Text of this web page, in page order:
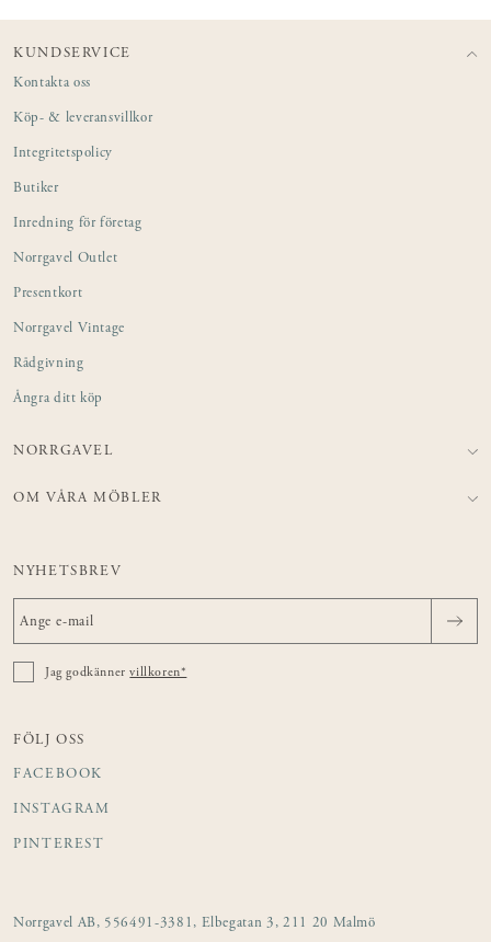
KUNDSERVICE
Kontakta oss
Köp- & leveransvillkor
Integritetspolicy
Butiker
Inredning för företag
Norrgavel Outlet
Presentkort
Norrgavel Vintage
Rådgivning
Ångra ditt köp
NORRGAVEL
OM VÅRA MÖBLER
NYHETSBREV
Jag godkännervillkoren*
FÖLJ OSS
FACEBOOK
INSTAGRAM
PINTEREST
Norrgavel AB, 556491-3381, Elbegatan 3, 211 20 Malmö